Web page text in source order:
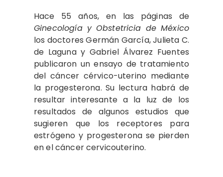
Hace 55 años, en las páginas de
Ginecología y Obstetricia de México
los doctores Germán García, Julieta C.
de Laguna y Gabriel Álvarez Fuentes
publicaron un ensayo de tratamiento
del cáncer cérvico-uterino mediante
la progesterona. Su lectura habrá de
resultar interesante a la luz de los
resultados de algunos estudios que
sugieren que los receptores para
estrógeno y progesterona se pierden
en el cáncer cervicouterino.